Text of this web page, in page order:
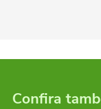
Confira